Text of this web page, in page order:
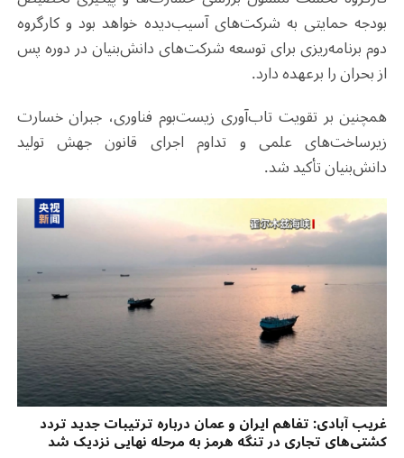
بودجه حمایتی به شرکت‌های آسیب‌دیده خواهد بود و کارگروه
دوم برنامه‌ریزی برای توسعه شرکت‌های دانش‌بنیان در دوره پس
از بحران را برعهده دارد.
همچنین بر تقویت تاب‌آوری زیست‌بوم فناوری، جبران خسارت
زیرساخت‌های علمی و تداوم اجرای قانون جهش تولید
دانش‌بنیان تأکید شد.
غریب آبادی: تفاهم ایران و عمان درباره ترتیبات جدید تردد
کشتی‌های تجاری در تنگه هرمز به مرحله نهایی نزدیک شد